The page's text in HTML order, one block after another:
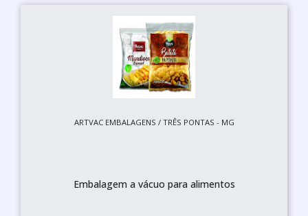
ARTVAC EMBALAGENS / TRÊS PONTAS - MG
Embalagem a vácuo para alimentos